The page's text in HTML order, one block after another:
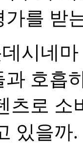
가를 받
시네
과 호흡
츠로 소
있을까